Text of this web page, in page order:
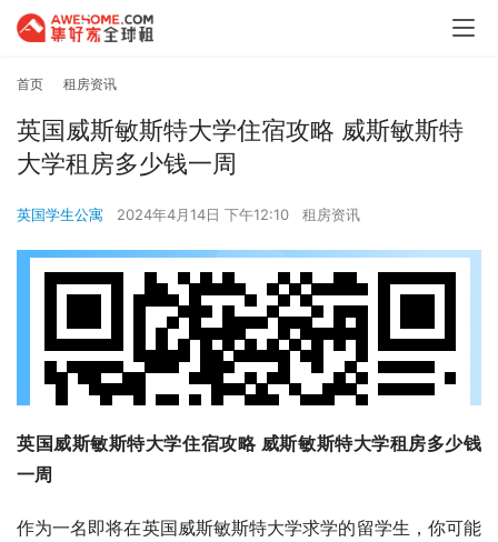
首页 租房资讯
英国威斯敏斯特大学住宿攻略 威斯敏斯特
大学租房多少钱一周
英国学生公寓 2024年4月14日 下午12:10 租房资讯
英国威斯敏斯特大学住宿攻略 威斯敏斯特大学租房多少钱
一周
作为一名即将在英国威斯敏斯特大学求学的留学生，你可能